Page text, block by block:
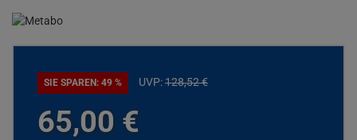
SIE SPAREN: 49 % UVP:128,52€
65,00 €